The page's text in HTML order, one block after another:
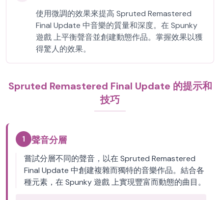
使用微調的效果來提高 Spruted Remastered
Final Update 中音樂的質量和深度。在 Spunky
遊戲 上平衡聲音並創建動態作品。掌握效果以獲
得驚人的效果。
Spruted Remastered Final Update 的提示和
技巧
1 聲音分層
嘗試分層不同的聲音，以在 Spruted Remastered
Final Update 中創建複雜而獨特的音樂作品。結合各
種元素，在 Spunky 遊戲 上實現豐富而動態的曲目。